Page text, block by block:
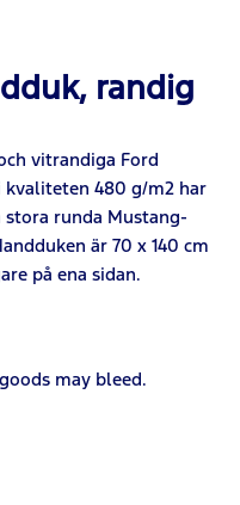
randig
vitrandiga Ford
480 g/m2 har
stora runda Mustang-
är 70 x 140 cm
på ena sidan.
may bleed.